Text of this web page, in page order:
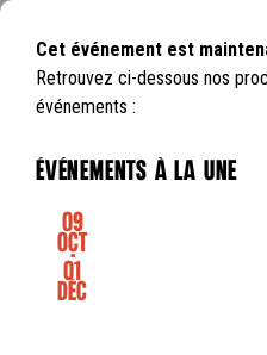
Cet événement est
Retrouvez ci-dessous nos
événements :
événements à la une
09
Oct
-
01
Déc
CONFÉRENCE
CARAVAGE À